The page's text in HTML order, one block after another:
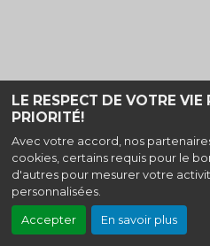
LE RESPECT DE VOTRE VIE
PRIORITÉ!
Avec votre accord, nos
cookies, certains requis pour le
d'autres pour mesurer votre
personnalisées.
Accepter En savoir plus